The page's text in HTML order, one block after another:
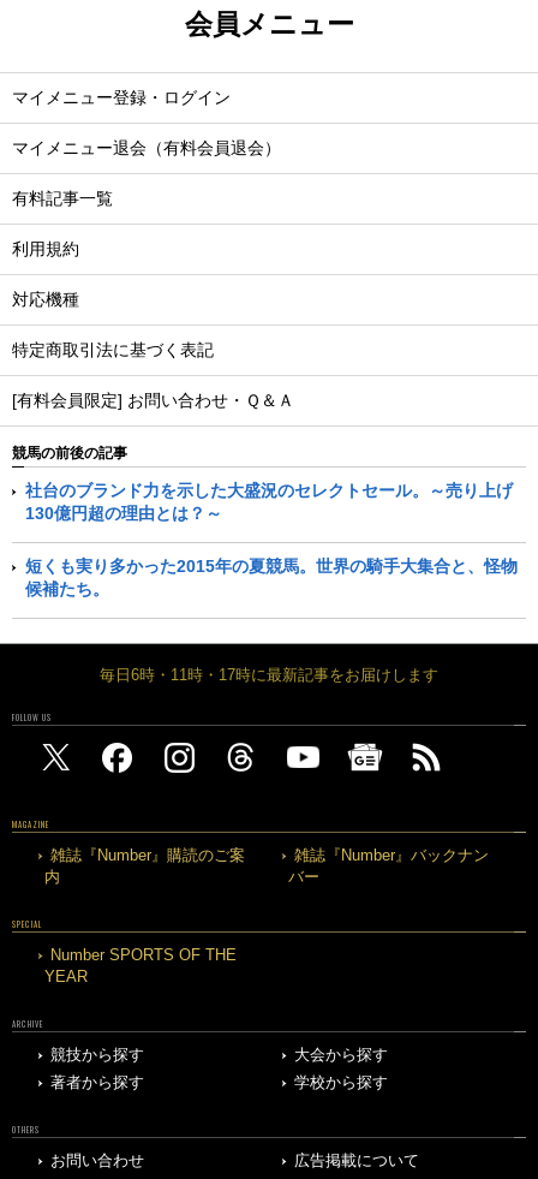
会員メニュー
マイメニュー登録・ログイン
マイメニュー退会（有料会員退会）
有料記事一覧
利用規約
対応機種
特定商取引法に基づく表記
[有料会員限定] お問い合わせ・Ｑ＆Ａ
競馬の前後の記事
社台のブランド力を示した大盛況のセレクトセール。～売り上げ
130億円超の理由とは？～
短くも実り多かった2015年の夏競馬。世界の騎手大集合と、怪物
候補たち。
毎日6時・11時・17時に最新記事をお届けします
FOLLOW US
MAGAZINE
雑誌『Number』購読のご案
内
雑誌『Number』バックナン
バー
SPECIAL
Number SPORTS OF THE
YEAR
ARCHIVE
競技から探す
大会から探す
著者から探す
学校から探す
OTHERS
お問い合わせ 広告掲載について